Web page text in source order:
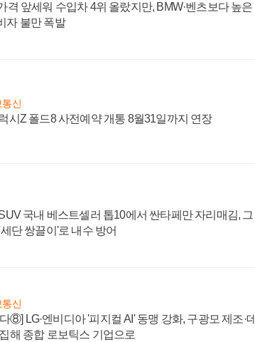
격 앞세워 수입차 4위 올랐지만, BMW·벤츠보다 높은
자 불만 폭발
통신
시Z 폴드8 사전예약 개통 8월31일까지 연장
국내 베스트셀러 톱10에서 싼타페만 자리매김, 그
단 쌍끌이'로 내수 방어
통신
⑧] LG·엔비디아 '피지컬 AI' 동맹 강화, 구광모 제조·데
해 종합 로보틱스 기업으로